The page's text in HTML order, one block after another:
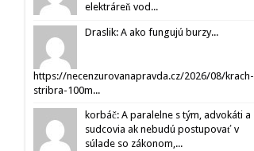
elektráreň vod...
Draslik: A ako fungujú burzy...
https://necenzurovanapravda.cz/2026/08/krach-
stribra-100m...
korbáč: A paralelne s tým, advokáti a
sudcovia ak nebudú postupovať v
súlade so zákonom,...